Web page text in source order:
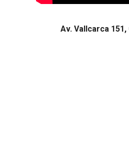
Av. Vallcarca